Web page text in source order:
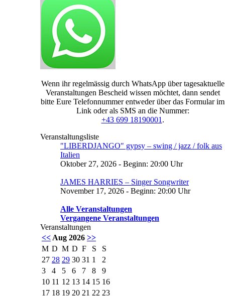
Wenn ihr regelmässig durch WhatsApp über tagesaktuelle
Veranstaltungen Bescheid wissen möchtet, dann sendet
bitte Eure Telefonnummer entweder über das Formular im
Link oder als SMS an die Nummer:
+43 699 18190001 .
Veranstaltungsliste
"LIBERDJANGO" gypsy – swing / jazz / folk aus
Italien
Oktober 27, 2026 - Beginn: 20:00 Uhr
JAMES HARRIES – Singer Songwriter
November 17, 2026 - Beginn: 20:00 Uhr
Alle Veranstaltungen
Vergangene Veranstaltungen
Veranstaltungen
<< Aug 2026 >>
M D M D F S
S
27 28 29 30 31 1
2
3
4 5 6 7 8
9
10 11 12 13 14 15 16
17 18 19 20 21 22 23